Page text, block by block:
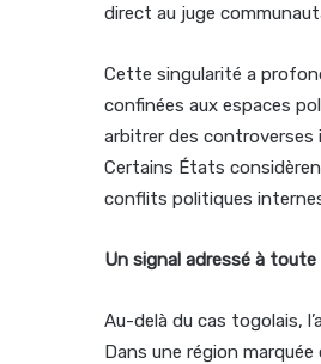
direct au juge
Cette singularité a
confinées aux espaces
arbitrer des controverses
Certains États
conflits politiques
Un signal adressé à toute
Au-delà du cas togolais,
Dans une région